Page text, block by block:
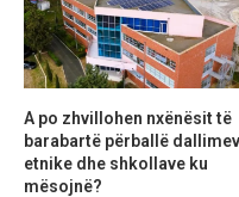
A po zhvillohen nxënësit të
barabartë përballë
etnike dhe shkollave ku
mësojnë?